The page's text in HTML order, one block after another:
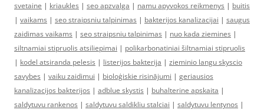
svetaine | kriaukles | seo apzvalga | namu apyvokos reikmenys | buitis
| vaikams | seo straipsniu talpinimas | bakterijos kanalizacijai | saugus
zaidimas vaikams | seo straipsniu talpinimas | nuo kada ziemines |
siltnamiai stipruolis atsiliepimai | polikarbonatiniai šiltnamiai stipruolis
| kodel atsiranda pelesis | listerijos bakterija | zieminio langu skyscio
savybes | vaiku zaidimui | bioloģiskie risinājumi | geriausios
kanalizacijos bakterijos | adblue skystis | buhalterine apskaita |
saldytuvu rankenos | saldytuvu saldikliu stalciai | saldytuvu lentynos |